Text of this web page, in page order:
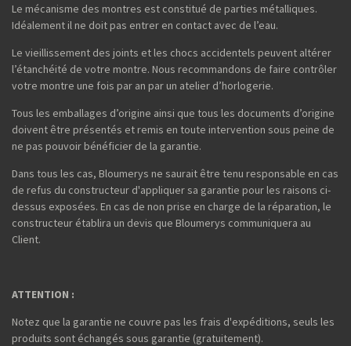
Le mécanisme des montres est constitué de parties métalliques.
Idéalement il ne doit pas entrer en contact avec de l’eau.
Le vieillissement des joints et les chocs accidentels peuvent altérer
l’étanchéité de votre montre. Nous recommandons de faire contrôler
votre montre une fois par an par un atelier d’horlogerie.
Tous les emballages d’origine ainsi que tous les documents d’origine
doivent être présentés et remis en toute intervention sous peine de
ne pas pouvoir bénéficier de la garantie.
Dans tous les cas, Bloumerys ne saurait être tenu responsable en cas
de refus du constructeur d'appliquer sa garantie pour les raisons ci-
dessus exposées. En cas de non prise en charge de la réparation, le
constructeur établira un devis que Bloumerys communiquera au
Client.
ATTENTION :
Notez que la garantie ne couvre pas les frais d'expéditions, seuls les
produits sont échangés sous garantie (gratuitement).